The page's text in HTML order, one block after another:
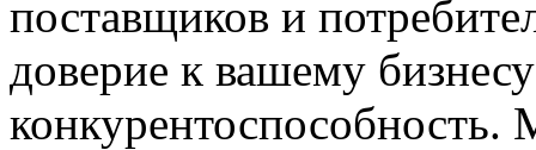
поставщиков и
доверие к вашему
конкурентоспособность.